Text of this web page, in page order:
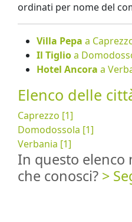
ordinati per nome del
Villa Pepa a
Il Tiglioa
Hotel Ancora a
Elenco delle
Caprezzo [1]
Domodossola [1]
Verbania [1]
In questo elenco
che conosci? >